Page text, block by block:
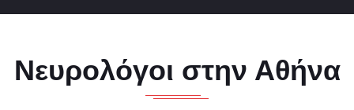
Νευρολόγοι στην Αθήνα